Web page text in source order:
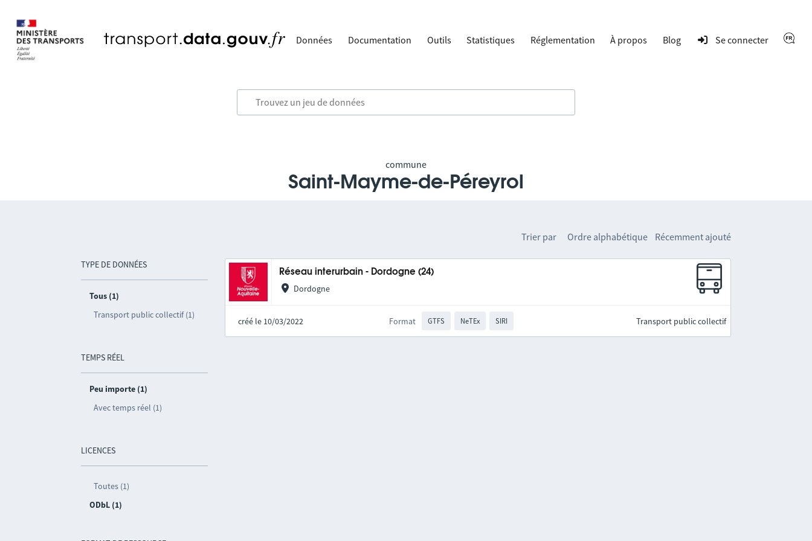
Données Documentation Outils Statistiques Réglementation À propos Blog Se connecter
commune
Saint-Mayme-de-Péreyrol
TYPE DE DONNÉES
Tous (1)
Transport public collectif (1)
TEMPS RÉEL
Peu importe (1)
Avec temps réel (1)
LICENCES
Toutes (1)
ODbL (1)
Trier par Ordre alphabétique Récemment ajouté
Réseau interurbain - Dordogne (24)
Dordogne
créé le 10/03/2022 Format GTFS NeTEx SIRI Transport public collectif